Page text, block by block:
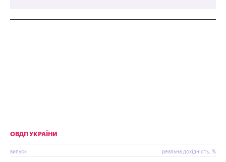
ОВДП УКРАЇНИ
випуск реальна дохідність, %